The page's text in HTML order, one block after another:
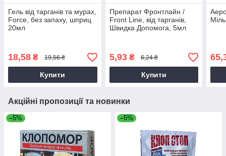
Гель від тарганів та мурах,
Force, без запаху, шприц
20мл
18,58 ₴ 19,56 ₴
Купити
Препарат Фронтлайн /
Front Line, від тарганів,
Швидка Допомога, 5мл
5,93₴ 6,24 ₴
Купити
Акційні пропозиції та новинки
–5% –5%